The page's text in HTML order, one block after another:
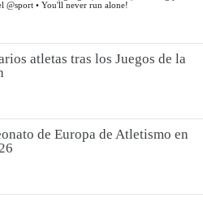
atletas tras los Juegos de la
de Europa de Atletismo en